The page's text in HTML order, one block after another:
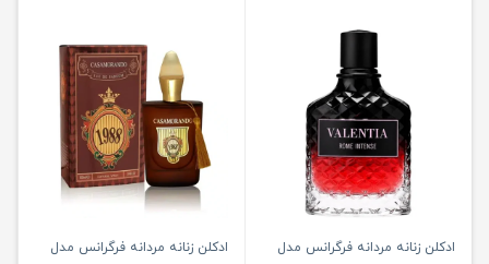
ادكلن زنانه مردانه فرگرانس مدل
ادکلن زنانه مردانه فرگرانس مدل